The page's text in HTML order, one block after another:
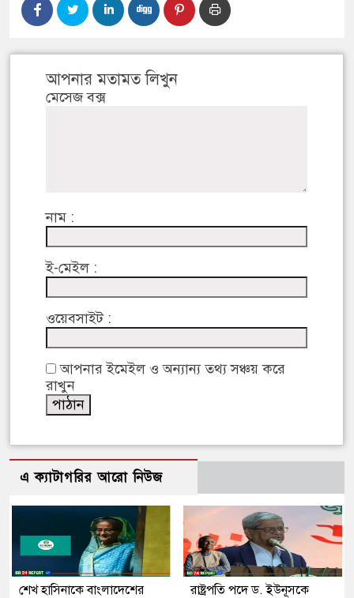
আপনার মতামত লিখুন
মেসেজ বক্স
নাম :
ই-মেইল :
ওয়েবসাইট :
আপনার ইমেইল ও অন্যান্য তথ্য সঞ্চয় করে
রাখুন
এ ক্যাটাগরির আরো নিউজ
শেখ হাসিনাকে বাংলাদেশের রাষ্ট্রপতি পদে ড. ইউনূসকে